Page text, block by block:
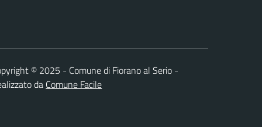
© 2025 - Comune di Fiorano al Serio -
da Comune Facile